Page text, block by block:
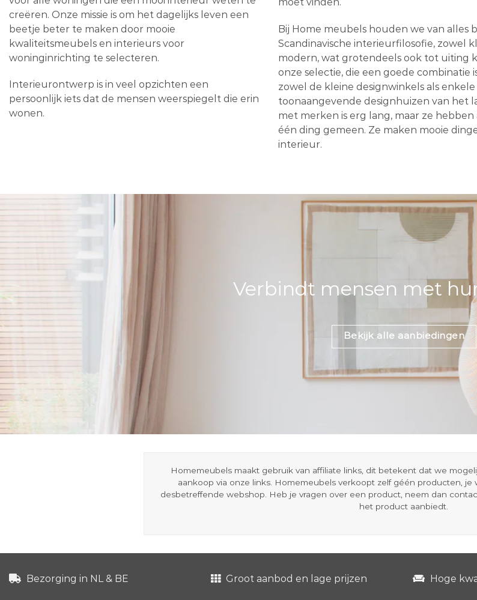
creëren. Onze missie is om het dagelijks leven een
beetje beter te maken door mooie
kwaliteitsmeubels en interieurs voor
woninginrichting te selecteren.
Interieurontwerp is in veel opzichten een
persoonlijk iets dat de mensen weerspiegelt die erin
wonen.
Bij Home meubels houden we van alles
Scandinavische interieurfilosofie, zowel
modern, wat grotendeels ook tot uiting
onze selectie, die een goede combinatie
zowel de kleine designwinkels als enkele
toonaangevende designhuizen van het
met merken is erg lang, maar ze hebben
één ding gemeen. Ze maken mooie
interieur.
Verbindt mensen met
Bekijk alle aanbiedingen
Homemeubels maakt gebruik van affiliate links, dit betekent dat we
aankoop via onze links. Homemeubels verkoopt zelf géén producten,
desbetreffende webshop. Heb je vragen over een product, neem dan
het product aanbiedt.
Bezorging in NL & BE Groot aanbod en lage prijzen Hoge